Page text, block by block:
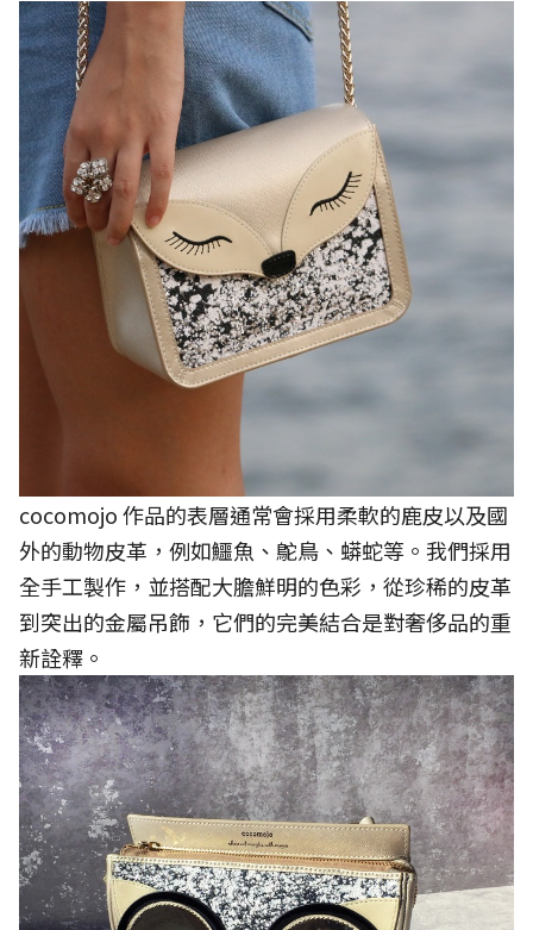
cocomojo 作品的表層通常會採用柔軟的鹿皮以及國
外的動物皮革，例如鱷魚、鴕鳥、蟒蛇等。我們採用
全手工製作，並搭配大膽鮮明的色彩，從珍稀的皮革
到突出的金屬吊飾，它們的完美結合是對奢侈品的重
新詮釋。